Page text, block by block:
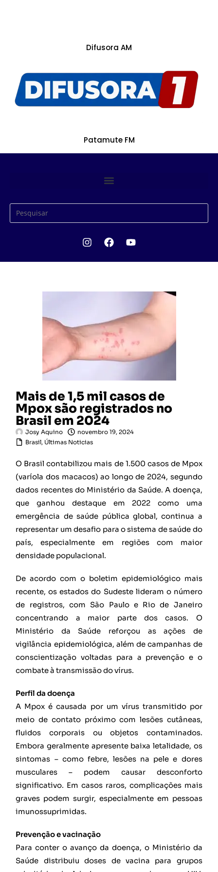
Difusora AM
Patamute FM
Mais de 1,5 mil casos de
Mpox são registrados no
Brasil em 2024
Josy Aquino
novembro 19, 2024
Brasil, Últimas Noticias
O Brasil contabilizou mais de 1.500 casos de Mpox
(varíola dos macacos) ao longo de 2024, segundo
dados recentes do Ministério da Saúde. A doença,
que ganhou destaque em 2022 como uma
emergência de saúde pública global, continua a
representar um desafio para o sistema de saúde do
país, especialmente em regiões com maior
densidade populacional.
De acordo com o boletim epidemiológico mais
recente, os estados do Sudeste lideram o número
de registros, com São Paulo e Rio de Janeiro
concentrando a maior parte dos casos. O
Ministério da Saúde reforçou as ações de
vigilância epidemiológica, além de campanhas de
conscientização voltadas para a prevenção e o
combate à transmissão do vírus.
Perfil da doença
A Mpox é causada por um vírus transmitido por
meio de contato próximo com lesões cutâneas,
fluidos corporais ou objetos contaminados.
Embora geralmente apresente baixa letalidade, os
sintomas – como febre, lesões na pele e dores
musculares – podem causar desconforto
significativo. Em casos raros, complicações mais
graves podem surgir, especialmente em pessoas
imunossuprimidas.
Prevenção e vacinação
Para conter o avanço da doença, o Ministério da
Saúde distribuiu doses de vacina para grupos